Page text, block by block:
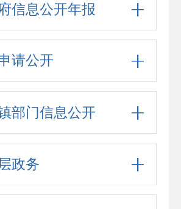
开标准目录
开标准目录
业单位招考
信息公开年报
请公开
部门信息公开
政务